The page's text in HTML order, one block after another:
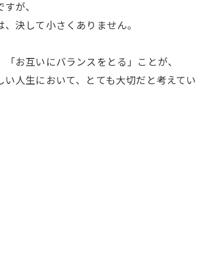
が、
決して小さくありません。
お互いにバランスをとる」ことが、
人生において、とても大切だと考えてい